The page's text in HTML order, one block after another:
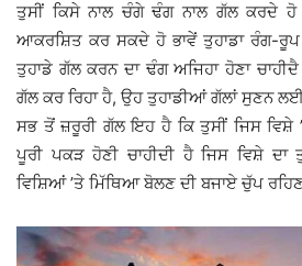
ਤੁਸੀਂ ਕਿਸੇ ਨਾਲ ਚੰਗੇ ਢੰਗ ਨਾਲ ਗੱਲ ਕਰਦੇ
ਆਕਰਸ਼ਿਤ ਕਰ ਸਕਦੇ ਹੋ ਭਾਵੇਂ ਤੁਹਾਡਾ ਰੰਗ-ਰੂਪ
ਤੁਹਾਡੇ ਗੱਲ ਕਰਨ ਦਾ ਢੰਗ ਅਜਿਹਾ ਹੋਣਾ
ਗੱਲ ਕਰ ਰਿਹਾ ਹੈ, ਉਹ ਤੁਹਾਡੀਆਂ ਗੱਲਾਂ ਸੁਣਨ
ਸਭ ਤੋਂ ਜ਼ਰੂਰੀ ਗੱਲ ਇਹ ਹੈ ਕਿ ਤੁਸੀਂ ਜਿਸ ਵਿਸ਼ੇ
ਪੂਰੀ ਪਕੜ ਹੋਣੀ ਚਾਹੀਦੀ ਹੈ ਜਿਸ ਵਿਸ਼ੇ ਦਾ
ਵਿਸ਼ਿਆਂ ’ਤੇ ਮਿੱਥਿਆ ਬੋਲਣ ਦੀ ਬਜਾਏ ਚੁੱਪ